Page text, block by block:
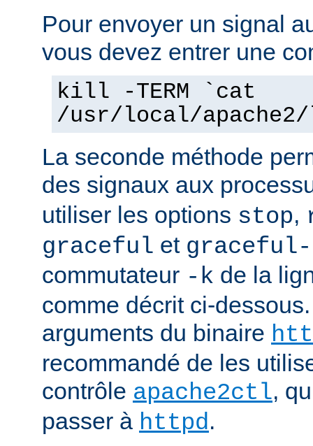
Pour envoyer un signal
vous devez entrer une
kill -TERM `cat
/usr/local/
La seconde méthode
des signaux aux
utiliser les options stop,
graceful et
commutateur -k de la
comme décrit ci-
arguments du binaire
recommandé de les
contrôle apache2ctl,
passer à httpd.